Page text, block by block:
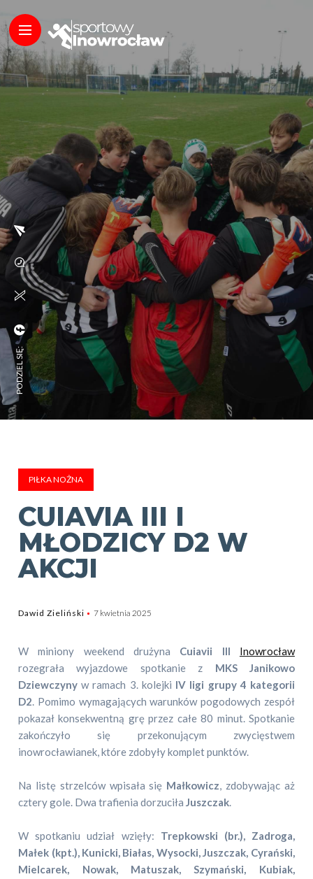
PODZIEL SIĘ:
PIŁKA NOŻNA
CUIAVIA III I
MŁODZICY D2 W
AKCJI
Dawid Zieliński 7 kwietnia 2025
W miniony weekend drużyna Cuiavii III Inowrocław
rozegrała wyjazdowe spotkanie z MKS Janikowo
Dziewczyny w ramach 3. kolejki IV ligi grupy 4 kategorii
D2. Pomimo wymagających warunków pogodowych zespół
pokazał konsekwentną grę przez całe 80 minut. Spotkanie
zakończyło się przekonującym zwycięstwem
inowrocławianek, które zdobyły komplet punktów.
Na listę strzelców wpisała się Małkowicz, zdobywając aż
cztery gole. Dwa trafienia dorzuciłaJuszczak.
W spotkaniu udział wzięły: Trepkowski (br.), Zadroga,
Małek (kpt.), Kunicki, Białas, Wysocki, Juszczak, Cyrański,
Mielcarek, Nowak, Matuszak, Szymański, Kubiak,